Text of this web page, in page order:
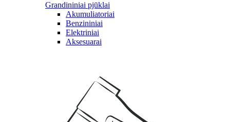
Grandininiai pjūklai
Akumuliatoriai
Benzininiai
Elektriniai
Aksesuarai